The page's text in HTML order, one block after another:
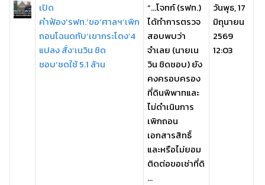
เปิด
คำฟ้อง‘รฟท.’ขอ‘ศาลฯ’เพิก
ถอนโฉนดทับ‘เขากระโดง’4
แปลง สั่ง‘เนวิน ชิด
ชอบ’ชดใช้ 5.1 ล้าน
“…โจทก์ (รฟท.)
ได้ทำการตรวจ
สอบพบว่า
จำเลย (นายเน
วิน ชิดชอบ) ยัง
คงครอบครอง
ที่ดินพิพาทและ
ไม่ดำเนินการ
เพิกถอน
เอกสารสิทธิ์
และหรือไม่ยอม
ติดต่อขอเช่าที่ดิ
...
วันพุธ, 17
มิถุนายน
2569
12:03